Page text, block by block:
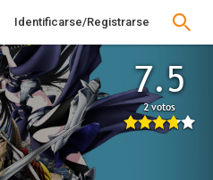
Identificarse/Registrarse
7.5
2 votos